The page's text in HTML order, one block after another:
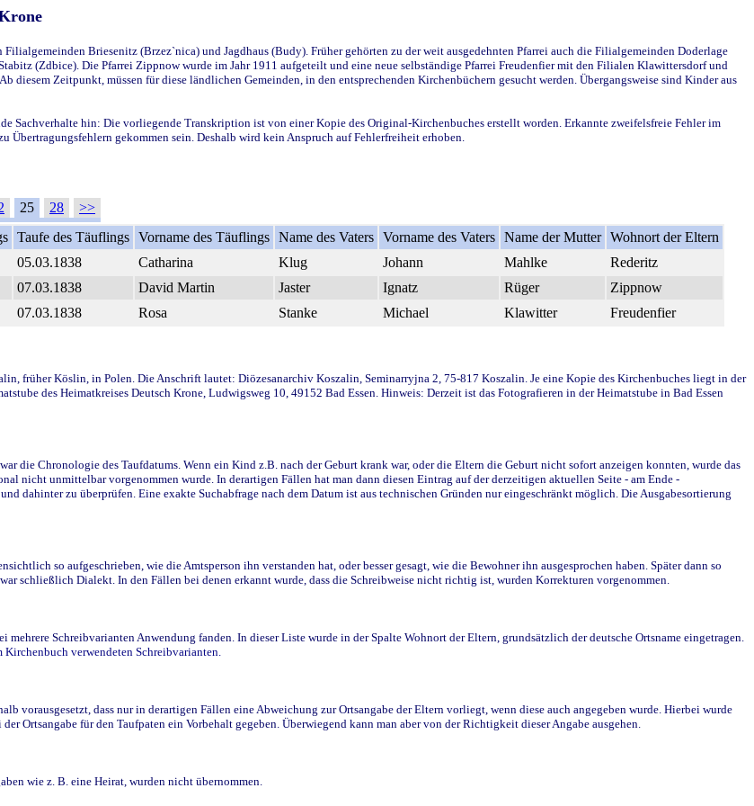
Briesenitz (Brzez`nica) und Jagdhaus (Budy). Früher gehörten zu der weit ausgedehnten Pfarrei auch die Filialgemeinden Doderlage
(Zdbice). Die Pfarrei Zippnow wurde im Jahr 1911 aufgeteilt und eine neue selbständige Pfarrei Freudenfier mit den Filialen Klawittersdorf und
Zeitpunkt, müssen für diese ländlichen Gemeinden, in den entsprechenden Kirchenbüchern gesucht werden. Übergangsweise sind Kinder aus
Sachverhalte hin: Die vorliegende Transkription ist von einer Kopie des Original-Kirchenbuches erstellt worden. Erkannte zweifelsfreie Fehler im
gekommen sein. Deshalb wird kein Anspruch auf Fehlerfreiheit erhoben.
25 28
>>
Taufe des Täuflings Vorname des Täuflings Name des Vaters Vorname des Vaters Name der Mutter Wohnort der Eltern
05.03.1838 Catharina Klug Johann Mahlke
Rederitz
07.03.1838 David Martin Jaster Ignatz Rüger
Zippnow
07.03.1838 Rosa Stanke Michael Klawitter Freudenfier
früher Köslin, in Polen. Die Anschrift lautet: Diözesanarchiv Koszalin, Seminarryjna 2, 75-817 Koszalin. Je eine Kopie des Kirchenbuches liegt in der
des Heimatkreises Deutsch Krone, Ludwigsweg 10, 49152 Bad Essen. Hinweis: Derzeit ist das Fotografieren in der Heimatstube in Bad Essen
die Chronologie des Taufdatums. Wenn ein Kind z.B. nach der Geburt krank war, oder die Eltern die Geburt nicht sofort anzeigen konnten, wurde das
nicht unmittelbar vorgenommen wurde. In derartigen Fällen hat man dann diesen Eintrag auf der derzeitigen aktuellen Seite - am Ende -
dahinter zu überprüfen. Eine exakte Suchabfrage nach dem Datum ist aus technischen Gründen nur eingeschränkt möglich. Die Ausgabesortierung
so aufgeschrieben, wie die Amtsperson ihn verstanden hat, oder besser gesagt, wie die Bewohner ihn ausgesprochen haben. Später dann so
schließlich Dialekt. In den Fällen bei denen erkannt wurde, dass die Schreibweise nicht richtig ist, wurden Korrekturen vorgenommen.
Schreibvarianten Anwendung fanden. In dieser Liste wurde in der Spalte Wohnort der Eltern, grundsätzlich der deutsche Ortsname eingetragen.
verwendeten Schreibvarianten.
vorausgesetzt, dass nur in derartigen Fällen eine Abweichung zur Ortsangabe der Eltern vorliegt, wenn diese auch angegeben wurde. Hierbei wurde
Ortsangabe für den Taufpaten ein Vorbehalt gegeben. Überwiegend kann man aber von der Richtigkeit dieser Angabe ausgehen.
wie z. B. eine Heirat, wurden nicht übernommen.